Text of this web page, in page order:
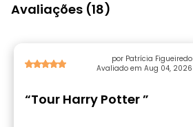
Avaliações (18)
por Patrícia Figueiredo
Avaliado em Aug 04, 2026
“Tour Harry Potter ”